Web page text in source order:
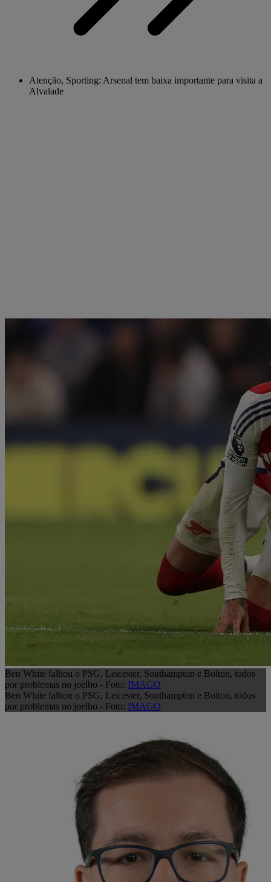
Atenção, Sporting: Arsenal tem baixa importante para visita a
Alvalade
Ben White falhou o PSG, Leicester, Southampton e Bolton, todos
por problemas no joelho - Foto: IMAGO
Ben White falhou o PSG, Leicester, Southampton e Bolton, todos
por problemas no joelho - Foto: IMAGO